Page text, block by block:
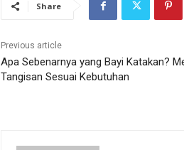
Share
Previous article
Apa Sebenarnya yang Bayi Katakan?
Tangisan Sesuai Kebutuhan